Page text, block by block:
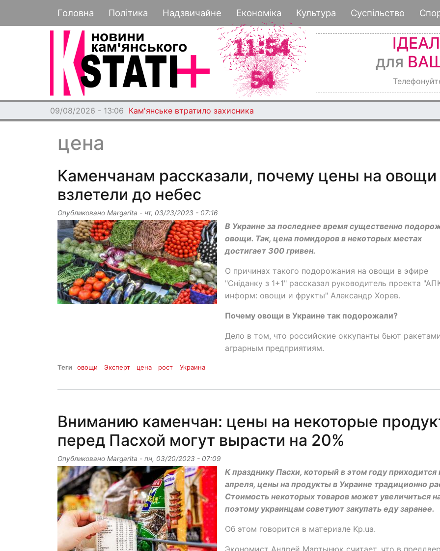
к
основному
Основная навигация
Головна Політика Надзвичайне Економіка Культура Суспільство
для
09/08/2026 - 13:06 Кам'янське втратило захисника
цена
Каменчанам рассказали, почему цены на овощи
взлетели до небес
Опубликовано Margarita - чт, 03/23/2023 - 07:16
В Украине за последнее время существенно
овощи. Так, цена помидоров в некоторых местах
достигает 300 гривен.
О причинах такого подорожания на овощи в эфире
"Сніданку з 1+1" рассказал руководитель проекта
информ: овощи и фрукты" Александр Хорев.
Почему овощи в Украине так подорожали?
Дело в том, что российские оккупанты бьют
аграрным предприятиям.
Теги овощи Эксперт цена рост Украина
Вниманию каменчан: цены на некоторые
перед Пасхой могут вырасти на 20%
Опубликовано Margarita - пн, 03/20/2023 - 07:09
К празднику Пасхи, который в этом году приходится
апреля, цены на продукты в Украине традиционно
Стоимость некоторых товаров может увеличиться
поэтому украинцам советуют закупать еду заранее.
Об этом говорится в материале Kp.ua.